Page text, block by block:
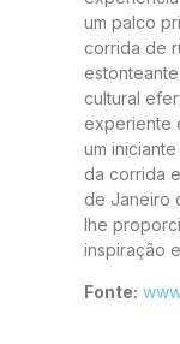
um palco
corrida de
cultural
experiente
um
da corrida
de Janeiro
lhe
inspiração
Fonte: